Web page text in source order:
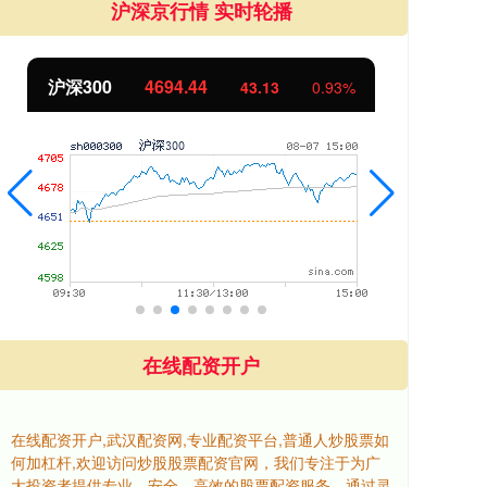
沪深京行情 实时轮播
北证50 1134.24 11.37 1.01%
在线配资开户
在线配资开户,武汉配资网,专业配资平台,普通人炒股票如
何加杠杆,欢迎访问炒股股票配资官网，我们专注于为广